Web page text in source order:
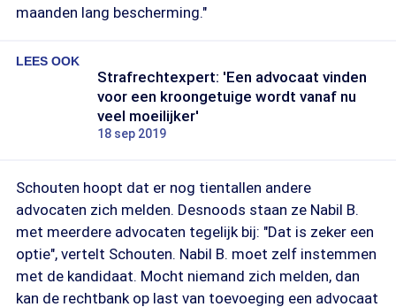
maanden lang bescherming."
LEES OOK
Strafrechtexpert: 'Een advocaat vinden
voor een kroongetuige wordt vanaf nu
veel moeilijker'
18 sep 2019
Schouten hoopt dat er nog tientallen andere
advocaten zich melden. Desnoods staan ze Nabil B.
met meerdere advocaten tegelijk bij: "Dat is zeker een
optie", vertelt Schouten. Nabil B. moet zelf instemmen
met de kandidaat. Mocht niemand zich melden, dan
kan de rechtbank op last van toevoeging een advocaat